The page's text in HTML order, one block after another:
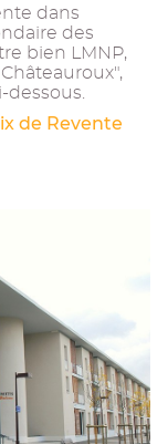
dans
des
bien LMNP,
de Revente